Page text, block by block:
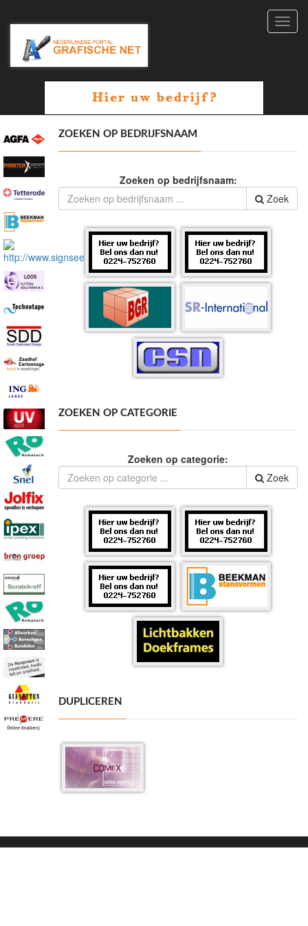
ZOEKEN OP BEDRIJFSNAAM
Zoeken op bedrijfsnaam:
Zoek
ZOEKEN OP CATEGORIE
Zoeken op categorie:
Zoek
DUPLICEREN